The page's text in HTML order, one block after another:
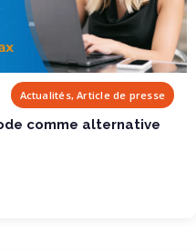
“responsable”
Actualités, Article de presse
comme alternative